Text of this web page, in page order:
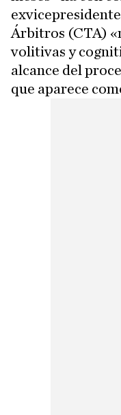
Árbitros (CTA)
volitivas y
alcance del
que aparece